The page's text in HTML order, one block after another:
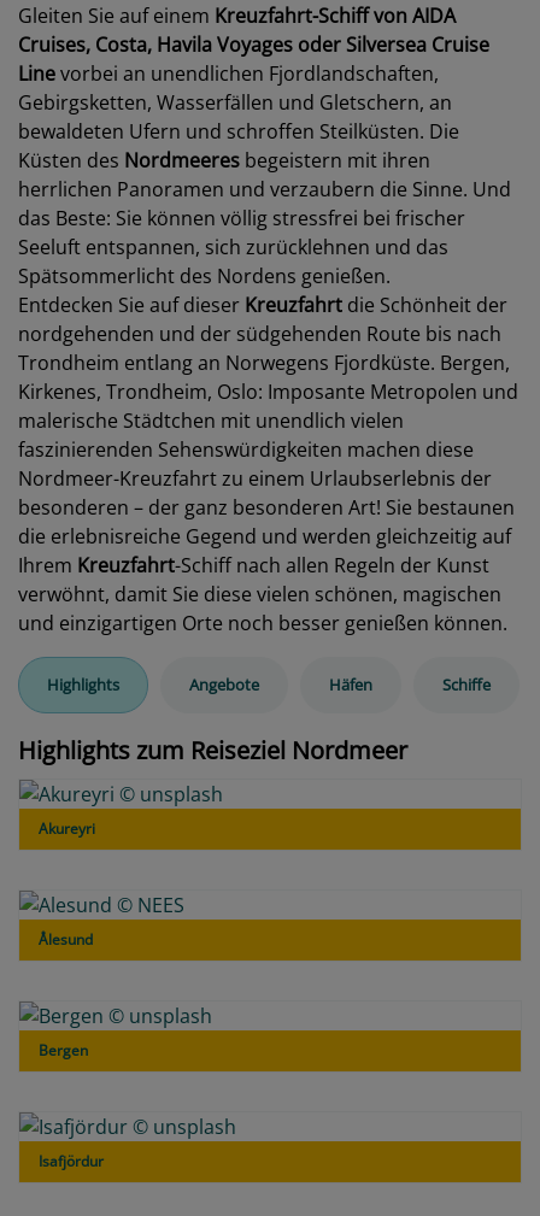
Gleiten Sie auf einem Kreuzfahrt-Schiff von AIDA
Cruises, Costa, Havila Voyages oder Silversea Cruise
Linevorbei an unendlichen Fjordlandschaften,
Gebirgsketten, Wasserfällen und Gletschern, an
bewaldeten Ufern und schroffen Steilküsten. Die
Küsten des Nordmeeres begeistern mit ihren
herrlichen Panoramen und verzaubern die Sinne. Und
das Beste: Sie können völlig stressfrei bei frischer
Seeluft entspannen, sich zurücklehnen und das
Spätsommerlicht des Nordens genießen.
Entdecken Sie auf dieser Kreuzfahrt die Schönheit der
nordgehenden und der südgehenden Route bis nach
Trondheim entlang an Norwegens Fjordküste. Bergen,
Kirkenes, Trondheim, Oslo: Imposante Metropolen und
malerische Städtchen mit unendlich vielen
faszinierenden Sehenswürdigkeiten machen diese
Nordmeer-Kreuzfahrt zu einem Urlaubserlebnis der
besonderen – der ganz besonderen Art! Sie bestaunen
die erlebnisreiche Gegend und werden gleichzeitig auf
Ihrem Kreuzfahrt-Schiff nach allen Regeln der Kunst
verwöhnt, damit Sie diese vielen schönen, magischen
und einzigartigen Orte noch besser genießen können.
Highlights Angebote Häfen Schiffe
Highlights zum Reiseziel Nordmeer
Akureyri
Ålesund
Bergen
Isafjördur